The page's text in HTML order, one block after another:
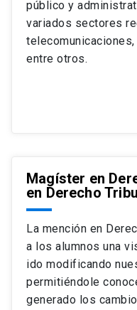
Si optas por la
El LLM UC Full Time
destinado
necesidades y
completamente al
estudio intenso y
laboral, de marzo a
completamente a la
diciembre a marzo.
2 cursos
semestre
+ 5
Juan Ignacio Piña
Director Magíster en
público y
variados sectores
entre otros.
Magíster en
en Derecho
La mención en
a los alumnos una
ido modificando
permitiéndole
generado los